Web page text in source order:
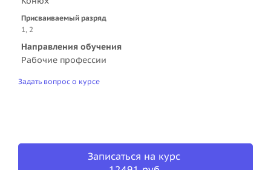
Присваиваемый разряд
1, 2
Направления обучения
Рабочие профессии
Задать вопрос о курсе
Записаться на курс